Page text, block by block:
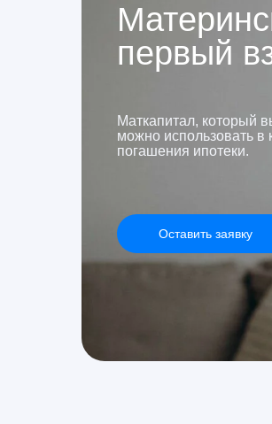
первый
Оставить заявку
Маткапитал, который
можно использовать в
погашения ипотеки.